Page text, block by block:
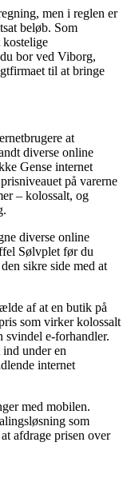
men i reglen er
beløb. Som
kostelige
bor ved Viborg,
til at bringe
at
diverse online
Gense internet
på varerne
– kolossalt, og
diverse online
Sølvplet før du
sikre side med at
af at en butik på
som virker kolossalt
svindel e-forhandler.
under en
internet
med mobilen.
som
afdrage prisen over